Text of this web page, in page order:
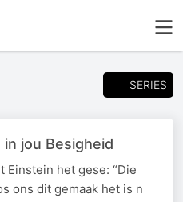
SERIES
in jou Besigheid
Einstein het gese: “Die
ons dit gemaak het is n